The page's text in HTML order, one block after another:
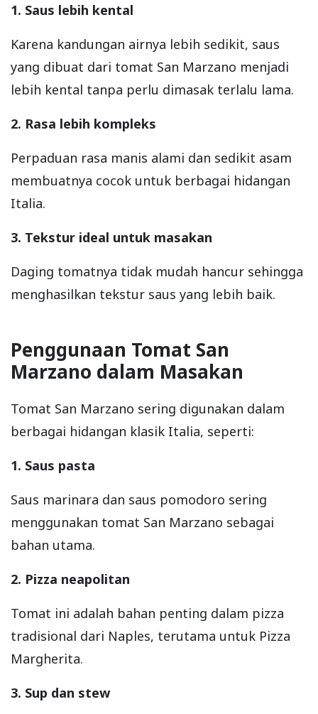
1. Saus lebih kental
Karena kandungan airnya lebih sedikit, saus
yang dibuat dari tomat San Marzano menjadi
lebih kental tanpa perlu dimasak terlalu lama.
2. Rasa lebih kompleks
Perpaduan rasa manis alami dan sedikit asam
membuatnya cocok untuk berbagai hidangan
Italia.
3. Tekstur ideal untuk masakan
Daging tomatnya tidak mudah hancur sehingga
menghasilkan tekstur saus yang lebih baik.
Penggunaan Tomat San
Marzano dalam Masakan
Tomat San Marzano sering digunakan dalam
berbagai hidangan klasik Italia, seperti:
1. Saus pasta
Saus marinara dan saus pomodoro sering
menggunakan tomat San Marzano sebagai
bahan utama.
2. Pizza neapolitan
Tomat ini adalah bahan penting dalam pizza
tradisional dari Naples, terutama untuk Pizza
Margherita.
3. Sup dan stew